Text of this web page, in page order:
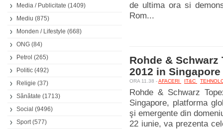
Media / Publicitate (1409)
Mediu (875)
Monden / Lifestyle (668)
ONG (84)
Petrol (265)
Politic (492)
Religie (37)
Sănătate (1713)
Social (9496)
Sport(577)
de ultima ora si
Rom...
Rohde &
2012 in Singapore
ORA 11.38 -AFACERI IT&C
Rohde & Schwarz
Singapore, platforma
şi emergente din
22 iunie, va prezenta